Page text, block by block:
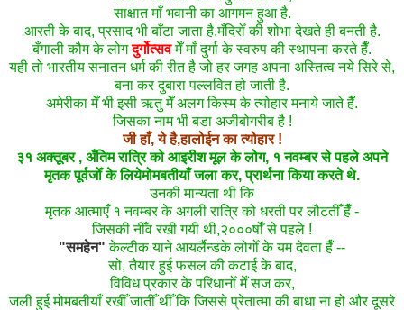
साक्षातमाँ भवानी का आगमन हुआ है.
आरतीके बाद, प्रसाद भी बाँटा जाता है.मँदिरोँ की शोभा देखते ही बनती है.
बँगाली कौम के लोगदुर्गोत्सवमेँ माँ दुर्गा के स्वरुप की स्थापना करते हैँ.
यहीतो भारतीय सनातन धर्म की रीत है जो हर जगह अपना अस्तित्व नये सिरे से,
बना कर दुबारा पल्लवित हो जाती है.
अमेरीकामेँ भी इसी ऋतु मेँ अलग किस्म के त्योहार मनाये जाते हैँ.
जिसका नाम भी बडा अजीबोगरीब है !
जी हाँ, ये है,हालोईन का त्योहार !
३१ अक्तूबर , अँतिम रात्रि को आइरीश मूल के लोग, १ नवम्बर से पहले अपने
मृतक पूर्वजोँ के लियेमोमबतीयाँ जला कर, प्रार्थना किया करते थे.
उनकी मान्यता थी कि
मृतक आत्माएँ १ नवम्बर के अगली रात्रि को धरती पर लौटतीँ हैँ -
जिसकी नीँव रखी गयी थी,२०००र्षोँ से पहले !
"समहेन" केल्टीक याने आयर्लैन्डके लोगोँ के यम देवता हैँ --
सो, तैयार हुई फसल की कटाई के बाद,
विविध प्रकार के परिधानोँ मेँ सज कर,
जली हुई मोमबतीयाँ रखीँ जातीँ थीँ कि जिससे प्रेतात्मा की बाधा ना हो और दूसरे